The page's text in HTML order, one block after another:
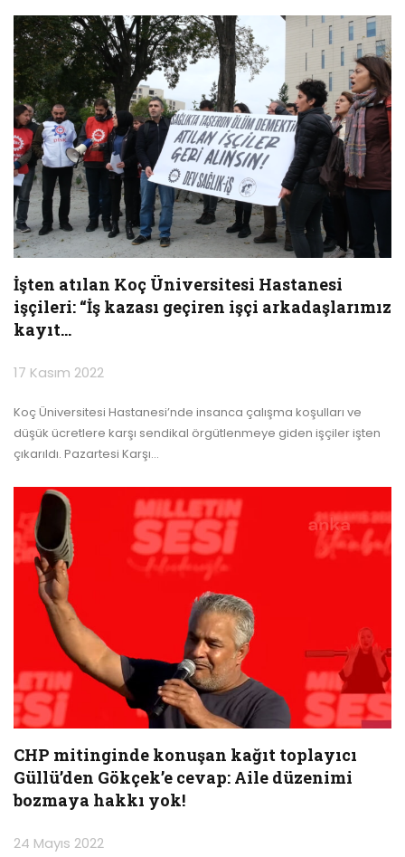
İşten atılan Koç Üniversitesi Hastanesi
işçileri: “İş kazası geçiren işçi arkadaşlarımız
kayıt…
17 Kasım 2022
Koç Üniversitesi Hastanesi’nde insanca çalışma koşulları ve
düşük ücretlere karşı sendikal örgütlenmeye giden işçiler işten
çıkarıldı. Pazartesi Karşı…
CHP mitinginde konuşan kağıt toplayıcı
Güllü’den Gökçek’e cevap: Aile düzenimi
bozmaya hakkı yok!
24 Mayıs 2022